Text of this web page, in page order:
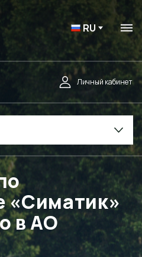
RU
Личный кабинет
«Симатик»
в АО